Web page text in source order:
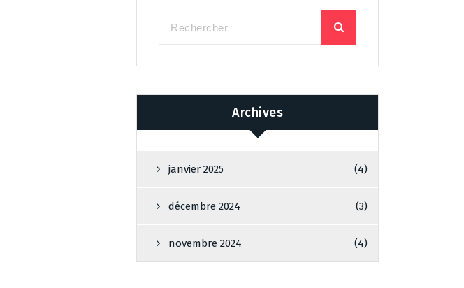
Archives
janvier 2025 (4)
décembre 2024 (3)
novembre 2024 (4)